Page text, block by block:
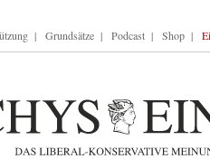
Grundsätze Podcast Shop